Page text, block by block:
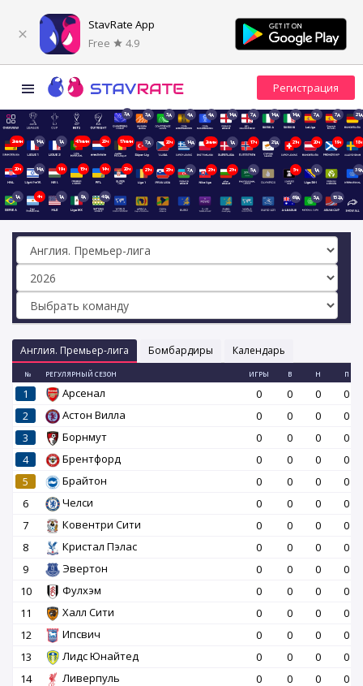
StavRate App
Free
4.9
3д 3д 3д 4д 4д 14д 7д 14д 14д 7д 7д 21д
2мин 14д 1д 47мин 20ч 17мин 7д 20ч 14д 2мин 1д 17ч 21д 21ч 20ч 19ч 18ч
20ч 14д 19ч 15ч 14ч 20ч 21ч 23ч 7д 21ч 21ч 5д 5ч 1д 39д
1д 4ч 1д 8д 48д 69д 5д 152д
Англия. Премьер-лига Бомбардиры Календарь
№ РЕГУЛЯРНЫЙ СЕЗОН ИГРЫ В Н П
1 Арсенал 0 0 0
0
2
Астон Вилла 0 0 0
0
3
Борнмут 0 0 0
0
4
Брентфорд 0 0 0
0
5
Брайтон 0 0 0
0
6
Челси 0 0 0
0
7
Ковентри Сити 0 0 0
0
8
Кристал Пэлас 0 0 0
0
9
Эвертон 0 0 0
0
10
Фулхэм 0 0 0
0
11
Халл Сити 0 0 0
0
12
Ипсвич 0 0 0
0
13
Лидс Юнайтед 0 0 0
0
14
Ливерпуль 0 0 0
0